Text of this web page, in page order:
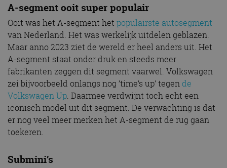
A-segment ooit super populair
Ooit was het A-segment het populairste autosegment
van Nederland. Het was werkelijk uitdelen geblazen.
Maar anno 2023 ziet de wereld er heel anders uit. Het
A-segment staat onder druk en steeds meer
fabrikanten zeggen dit segment vaarwel. Volkswagen
zei bijvoorbeeld onlangs nog ’time’s up’ tegende
Volkswagen Up. Daarmee verdwijnt toch echt een
iconisch model uit dit segment. De verwachting is dat
er nog veel meer merken het A-segment de rug gaan
toekeren.
Submini’s